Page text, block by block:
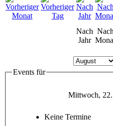
Nach
Jahr
Nach
Events für
Mittwoch,
Keine Termine